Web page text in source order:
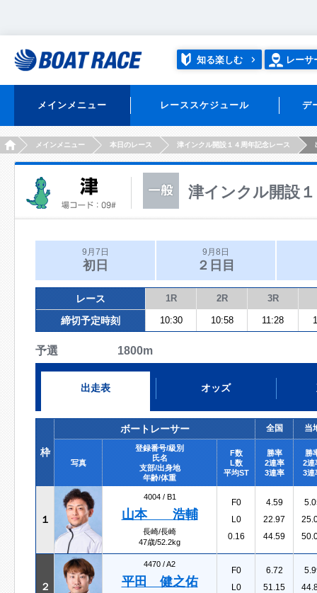
知る楽しむ レーサ
メインメニュー レーススケジュール デ
HOMEメインメニュー 本日のレース 津インクル開設１４周年記念レース
津インクル開設
9月7日
初日
9月8日
２日目
レース 1R 2R 3R
締切予定時刻 10:30 10:58 11:28
予選 1800m
出走表 オッズ
枠
ボートレーサー 全国 当
写真
登録番号/級別
氏名
支部/出身地
年齢/体重
F数
L数
平均ST
勝率
2連率
3連率
勝
2連
3連
１
4004 / B1
山本 浩輔
長崎/長崎
47歳/52.2kg
F0
L0
0.16
4.59
22.97
44.59
２
4470 /A2
平田 健之佑
F0
L0
6.72
51.15